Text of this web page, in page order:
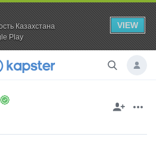
Казахстана
Play
VIEW